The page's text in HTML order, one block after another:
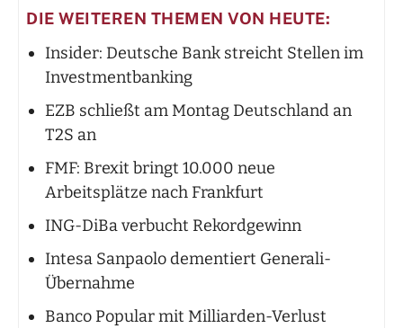
DIE WEITEREN THEMEN VON HEUTE:
Insider: Deutsche Bank streicht Stellen im
Investmentbanking
EZB schließt am Montag Deutschland an
T2S an
FMF: Brexit bringt 10.000 neue
Arbeitsplätze nach Frankfurt
ING-DiBa verbucht Rekordgewinn
Intesa Sanpaolo dementiert Generali-
Übernahme
Banco Popular mit Milliarden-Verlust